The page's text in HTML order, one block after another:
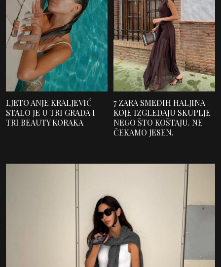
LJETO ANJE KRALJEVIĆ
STALO JE U TRI GRADA I
TRI BEAUTY KORAKA
7 ZARA SMEĐIH HALJINA
KOJE IZGLEDAJU SKUPLJE
NEGO ŠTO KOŠTAJU. NE
ČEKAMO JESEN.